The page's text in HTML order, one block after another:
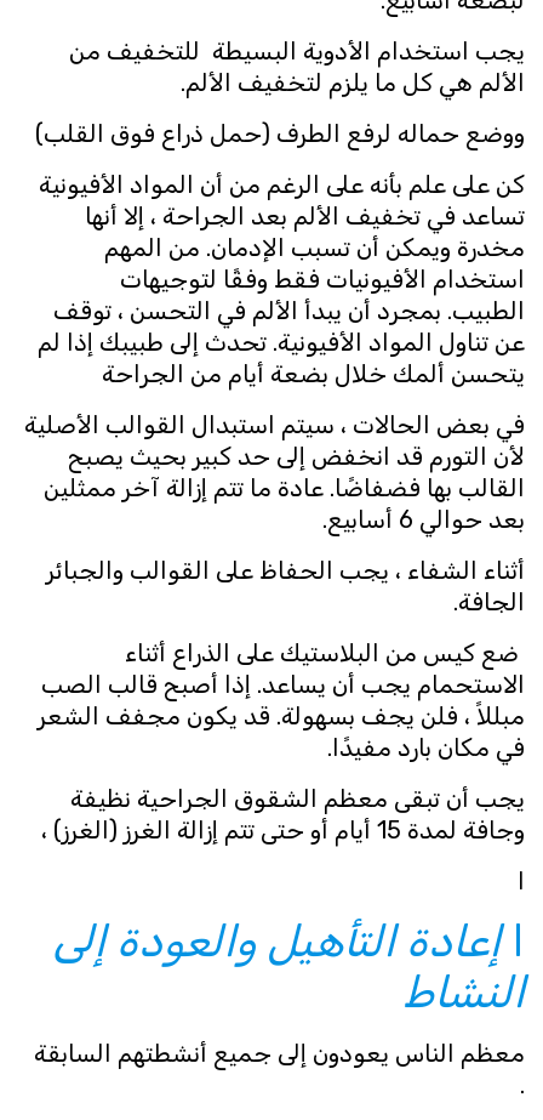
يجب استخدام الأدوية البسيطة للتخفيف من
الألم هي كل ما يلزم لتخفيف الألم.
ووضع حماله لرفع الطرف (حمل ذراع فوق القلب)
كن على علم بأنه على الرغم من أن المواد الأفيونية
تساعد في تخفيف الألم بعد الجراحة ، إلا أنها
مخدرة ويمكن أن تسبب الإدمان. من المهم
استخدام الأفيونيات فقط وفقًا لتوجيهات
الطبيب. بمجرد أن يبدأ الألم في التحسن ، توقف
عن تناول المواد الأفيونية. تحدث إلى طبيبك إذا لم
يتحسن ألمك خلال بضعة أيام من الجراحة
في بعض الحالات ، سيتم استبدال القوالب الأصلية
لأن التورم قد انخفض إلى حد كبير بحيث يصبح
القالب بها فضفاضًا. عادة ما تتم إزالة آخر ممثلين
بعد حوالي 6 أسابيع.
أثناء الشفاء ، يجب الحفاظ على القوالب والجبائر
الجافة.
ضع كيس من البلاستيك على الذراع أثناء
الاستحمام يجب أن يساعد. إذا أصبح قالب الصب
مبللاً ، فلن يجف بسهولة. قد يكون مجفف الشعر
في مكان بارد مفيدًا.
يجب أن تبقى معظم الشقوق الجراحية نظيفة
وجافة لمدة 15 أيام أو حتى تتم إزالة الغرز (الغرز) ،
إعادة التأهيل والعودة إلى
النشاط
معظم الناس يعودون إلى جميع أنشطتهم السابقة